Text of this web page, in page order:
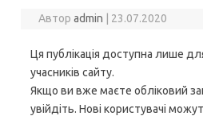
Авторadmin 23.07.2020
Ця публікація доступна лише
учасників сайту.
Якщо ви вже маєте обліковий
увійдіть. Нові користувачі